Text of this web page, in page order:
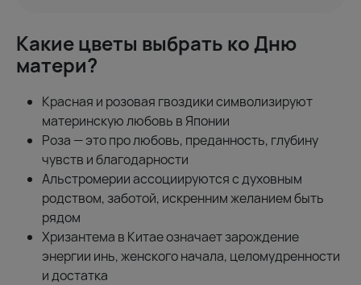
Какие цветы выбрать ко Дню
матери?
Красная и розовая гвоздики символизируют
материнскую любовь в Японии
Роза — это про любовь, преданность, глубину
чувств и благодарности
Альстромерии ассоциируются с духовным
родством, заботой, искренним желанием быть
рядом
Хризантема в Китае означает зарождение
энергии инь, женского начала, целомудренности
и достатка